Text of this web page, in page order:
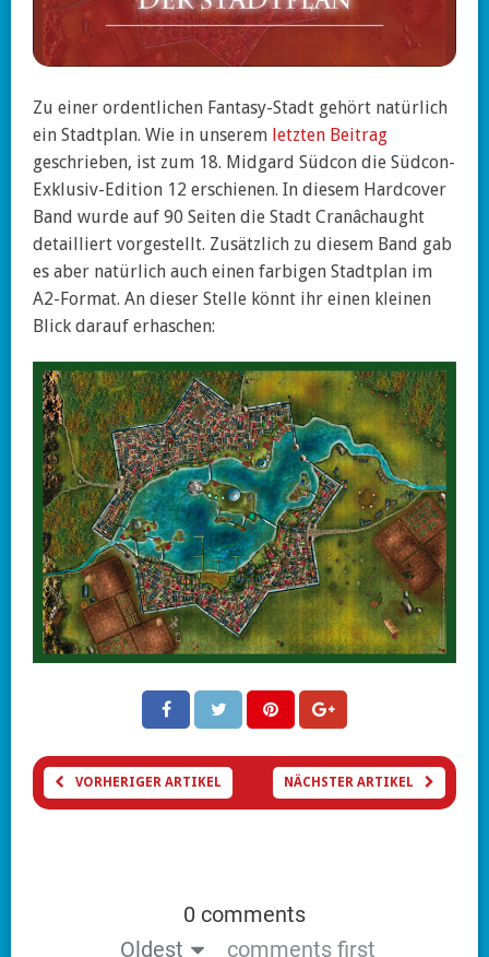
Zu einer ordentlichen Fantasy-Stadt gehört natürlich
ein Stadtplan. Wie in unserem letzten Beitrag
geschrieben, ist zum 18. Midgard Südcon die Südcon-
Exklusiv-Edition 12 erschienen. In diesem Hardcover
Band wurde auf 90 Seiten die Stadt Cranâchaught
detailliert vorgestellt. Zusätzlich zu diesem Band gab
es aber natürlich auch einen farbigen Stadtplan im
A2-Format. An dieser Stelle könnt ihr einen kleinen
Blick darauf erhaschen:
VORHERIGER ARTIKEL NÄCHSTER ARTIKEL
0 comments
Oldest
comments first